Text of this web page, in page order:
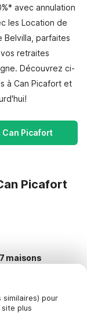
pour
plus
avec annulation
les Location de
parfaites
retraites
Découvrez ci-
à Can Picafort et
Can Picafort
Picafort
maisons
pour les